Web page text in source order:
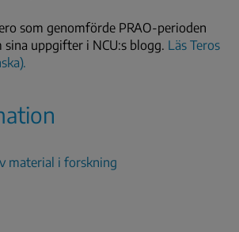
som genomförde PRAO-perioden
sina uppgifter i NCU:s blogg. Läs Teros
material i forskning